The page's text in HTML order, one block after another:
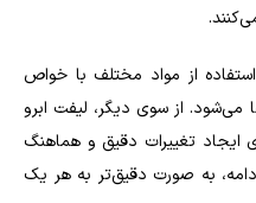
از مواد مختلف با خواص
می‌شود. از سوی دیگر، لیفت ابرو
ایجاد تغییرات دقیق و هماهنگ
به صورت دقیق‌تر به هر یک